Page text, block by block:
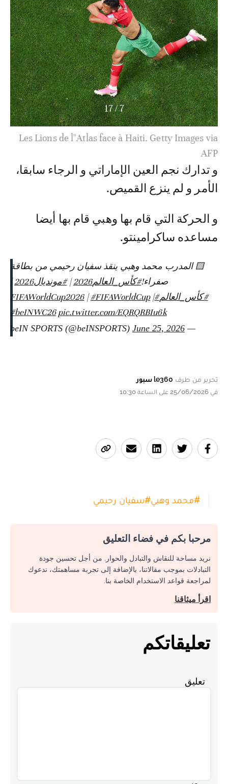
7
/
17
Les Lions de l''Atlas face à Haiti. Getty Images via
AFP
و تدارك نجم العين الإماراتي و الرجاء سابقا،
الأمر و لم ينزع القميص.
و الحركة التي قام بها وهبي قام بها أيضا
مساعده ساكرامينتو.
🟨 المدرب محمد وهبي ينقذ سفيان رحيمي من بطاقة
صفراء!#كأس_العالم2026 |#مونديال2026
|
#كأس_العالم#FIFAWorldCup2026
|#FIFAWorldCup|
#beINWC26 pic.twitter.com/EQRQRBIu6k
— beIN SPORTS (@beINSPORTS)
June 25, 2026
تحرير من طرف le360 سبور
في 25/06/2026 على الساعة 10:30
#محمد وهبي#سفيان رحيمي
مرحبا بكم في فضاء التعليق
نريد مساحة للنقاش والتبادل والحوار. من أجل تحسين جودة
التبادلات بموجب مقالاتنا، بالإضافة إلى تجربة مساهمتك، ندعوك
لمراجعة قواعد الاستخدام الخاصة بنا.
اقرأ ميثاقنا
تعليقاتكم
تعليق